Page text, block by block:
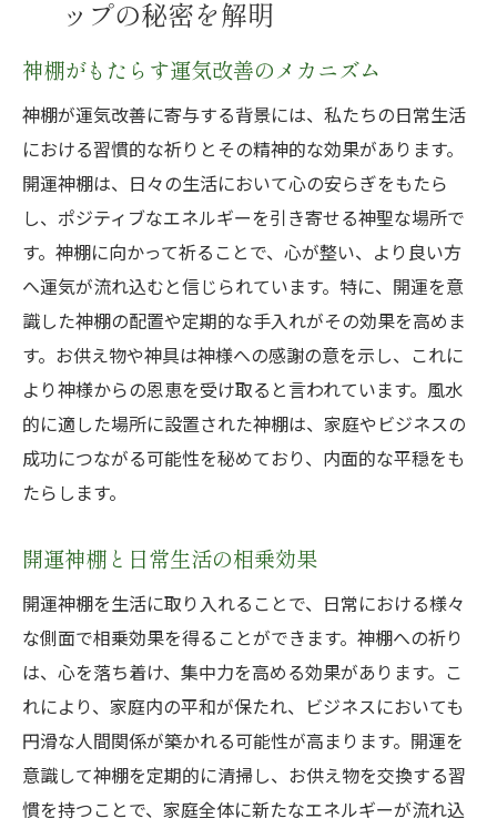
る配置方法
最適な神棚の配置場所の見つけ方
風水に基づく神棚の設置法
設置場所による効果の違い
神棚の配置が運気に与える影響
玄関に設置する神棚の効果
開運神棚の配置で避けるべきポイント
神棚に祀るべき神様選び:目的別で見る開運の鍵
商売繁盛に適した神様の選び方
家庭の平和を願う神様の選定
健康を守る神様の重要性
学業成就を祈願する神様
神様選びが運気に与える実際の影響
玄関に神棚を置くと運気が変わる:実体験に基づ
く効果検証
玄関に神棚を設置した人々の声
玄関設置の運気アップ体験談
実際に効果を感じた配置方法
玄関に設置する際の注意点
ップの秘密を解明
神棚がもたらす運気改善のメカニズム
神棚が運気改善に寄与する背景には、私たちの日常生活
における習慣的な祈りとその精神的な効果があります。
開運神棚は、日々の生活において心の安らぎをもたら
し、ポジティブなエネルギーを引き寄せる神聖な場所で
す。神棚に向かって祈ることで、心が整い、より良い方
へ運気が流れ込むと信じられています。特に、開運を意
識した神棚の配置や定期的な手入れがその効果を高めま
す。お供え物や神具は神様への感謝の意を示し、これに
より神様からの恩恵を受け取ると言われています。風水
的に適した場所に設置された神棚は、家庭やビジネスの
成功につながる可能性を秘めており、内面的な平穏をも
たらします。
開運神棚と日常生活の相乗効果
開運神棚を生活に取り入れることで、日常における様々
な側面で相乗効果を得ることができます。神棚への祈り
は、心を落ち着け、集中力を高める効果があります。こ
れにより、家庭内の平和が保たれ、ビジネスにおいても
円滑な人間関係が築かれる可能性が高まります。開運を
意識して神棚を定期的に清掃し、お供え物を交換する習
慣を持つことで、家庭全体に新たなエネルギーが流れ込